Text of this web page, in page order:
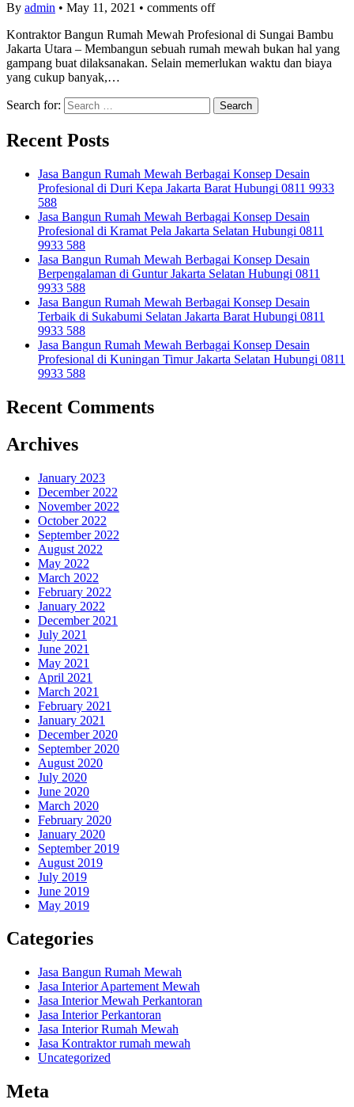
By admin • May 11, 2021 • comments off
Kontraktor Bangun Rumah Mewah Profesional di Sungai Bambu
Jakarta Utara – Membangun sebuah rumah mewah bukan hal yang
gampang buat dilaksanakan. Selain memerlukan waktu dan biaya
yang cukup banyak,…
Search for:
Recent Posts
Jasa Bangun Rumah Mewah Berbagai Konsep Desain
Profesional di Duri Kepa Jakarta Barat Hubungi 0811 9933
588
Jasa Bangun Rumah Mewah Berbagai Konsep Desain
Profesional di Kramat Pela Jakarta Selatan Hubungi 0811
9933 588
Jasa Bangun Rumah Mewah Berbagai Konsep Desain
Berpengalaman di Guntur Jakarta Selatan Hubungi 0811
9933 588
Jasa Bangun Rumah Mewah Berbagai Konsep Desain
Terbaik di Sukabumi Selatan Jakarta Barat Hubungi 0811
9933 588
Jasa Bangun Rumah Mewah Berbagai Konsep Desain
Profesional di Kuningan Timur Jakarta Selatan Hubungi 0811
9933 588
Recent Comments
Archives
January 2023
December 2022
November 2022
October 2022
September 2022
August 2022
May 2022
March 2022
February 2022
January 2022
December 2021
July 2021
June 2021
May 2021
April 2021
March 2021
February 2021
January 2021
December 2020
September 2020
August 2020
July 2020
June 2020
March 2020
February 2020
January 2020
September 2019
August 2019
July 2019
June 2019
May 2019
Categories
Jasa Bangun Rumah Mewah
Jasa Interior Apartement Mewah
Jasa Interior Mewah Perkantoran
Jasa Interior Perkantoran
Jasa Interior Rumah Mewah
Jasa Kontraktor rumah mewah
Uncategorized
Meta